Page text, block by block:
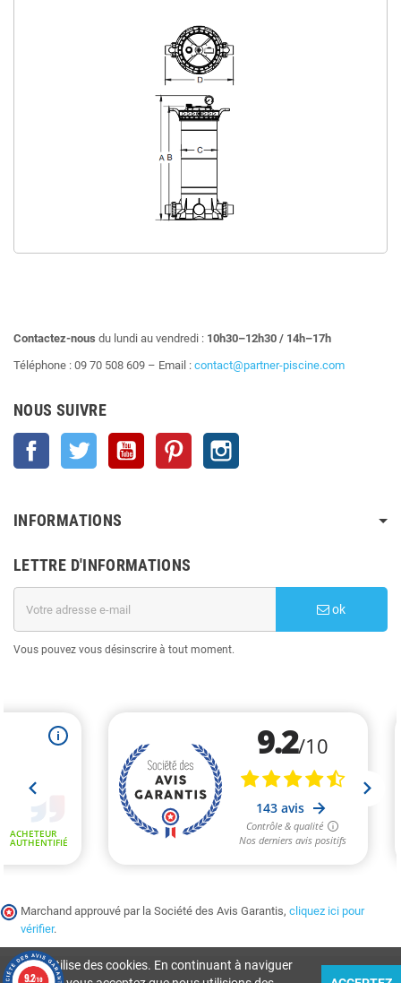
Contactez-nous du lundi au vendredi : 10h30–12h30 / 14h–17h
Téléphone : 09 70 508 609 – Email : contact@partner-piscine.com
NOUS SUIVRE
Facebook Twitter YouTube Pinterest
INFORMATIONS
LETTRE D'INFORMATIONS
ok
Vous pouvez vous désinscrire à tout moment.
Marchand approuvé par la Société des Avis Garantis, cliquez ici pour
vérifier.
Ce site utilise des cookies. En continuant à naviguer
9.2/10